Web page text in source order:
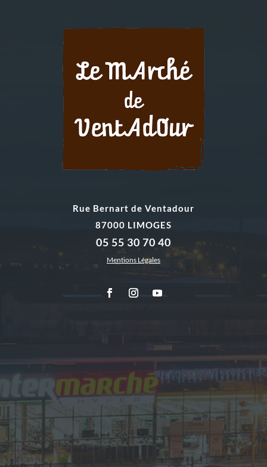
Rue Bernart de Ventadour
87000 LIMOGES
05 55 30 70 40
Mentions Légales